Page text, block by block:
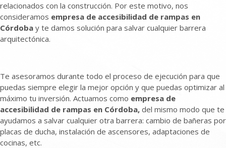
relacionados con la construcción. Por este motivo, nos
consideramos empresa de accesibilidad de rampas en
Córdoba y te damos solución para salvar cualquier barrera
arquitectónica.
Te asesoramos durante todo el proceso de ejecución para que
puedas siempre elegir la mejor opción y que puedas optimizar al
máximo tu inversión. Actuamos como empresa de
accesibilidad de rampas en Córdoba, del mismo modo que te
ayudamos a salvar cualquier otra barrera: cambio de bañeras por
placas de ducha, instalación de ascensores, adaptaciones de
cocinas, etc.